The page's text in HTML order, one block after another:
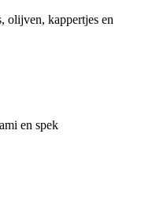
olijven, kappertjes en
en spek